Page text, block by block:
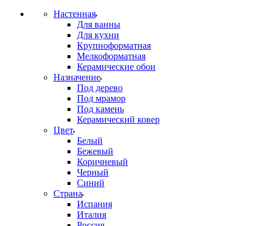
Настенная
Для ванны
Для кухни
Крупноформатная
Мелкоформатная
Керамические обои
Назначение
Под дерево
Под мрамор
Под камень
Керамический ковер
Цвет
Белый
Бежевый
Коричневый
Черный
Синий
Страна
Испания
Италия